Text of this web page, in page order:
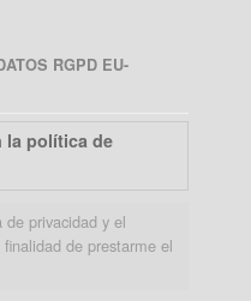
RGPD EU-
la política de
privacidad y el
de prestarme el